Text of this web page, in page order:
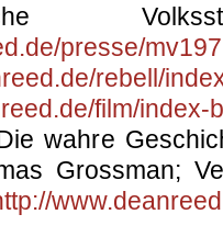
presse/
rebell/
film/index-
wahre
Grossman;